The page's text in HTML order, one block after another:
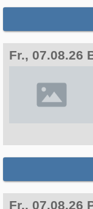
Fr., 07.08.26
Fr., 07.08.26